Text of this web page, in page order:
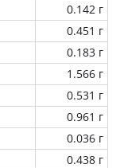
0.142 г
0.451 г
0.183 г
1.566 г
0.531 г
0.961 г
0.036 г
0.438 г